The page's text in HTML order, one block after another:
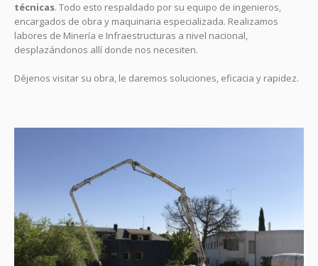
técnicas. Todo esto respaldado por su equipo de ingenieros,
encargados de obra y maquinaria especializada. Realizamos
labores de Minería e Infraestructuras a nivel nacional,
desplazándonos allí donde nos necesiten.
Déjenos visitar su obra, le daremos soluciones, eficacia y rapidez.